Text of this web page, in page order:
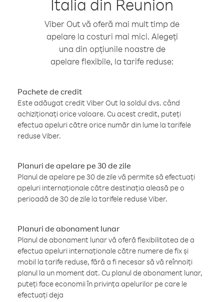
Italia din Reunion
Viber Out vă oferă mai mult timp de
apelare la costuri mai mici. Alegeți
una din opțiunile noastre de
apelare flexibile, la tarife reduse:
Pachete de credit
Este adăugat credit Viber Out la soldul dvs. când
achiziționați orice valoare. Cu acest credit, puteți
efectua apeluri către orice număr din lume la tarifele
reduse Viber.
Planuri de apelare pe 30 de zile
Planul de apelare pe 30 de zile vă permite să efectuați
apeluri internaționale către destinația aleasă pe o
perioadă de 30 de zile la tarifele reduse Viber.
Planuri de abonament lunar
Planul de abonament lunar vă oferă flexibilitatea de a
efectua apeluri internaționale către numere de fix și
mobil la tarife reduse, fără a fi necesar să vă reînnoiți
planul la un moment dat. Cu planul de abonament lunar,
puteți face economii în privința apelurilor pe care le
efectuați deja